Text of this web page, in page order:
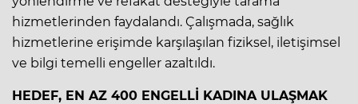
hizmetlerinden faydalandı. Çalışmada, sağlık
hizmetlerine erişimde karşılaşılan fiziksel, iletişimsel
ve bilgi temelli engeller azaltıldı.
HEDEF, EN AZ 400 ENGELLİ KADINA ULAŞMAK